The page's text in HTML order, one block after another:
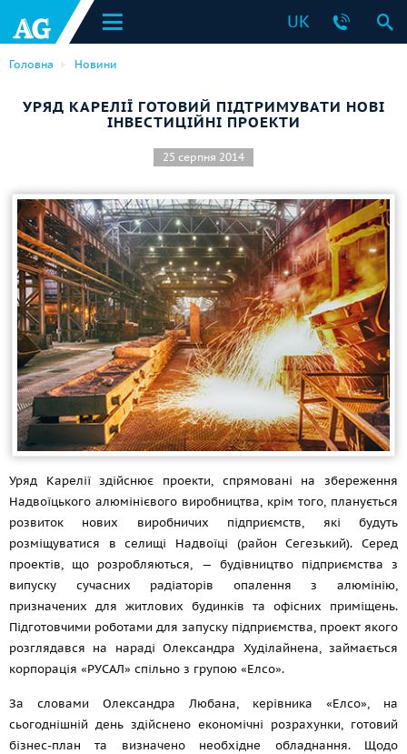
UK
Головна Новини
УРЯД КАРЕЛІЇ ГОТОВИЙ ПІДТРИМУВАТИ НОВІ
ІНВЕСТИЦІЙНІ ПРОЕКТИ
25 серпня 2014
Уряд Карелії здійснює проекти, спрямовані на збереження
Надвоїцького алюмінієвого виробництва, крім того, планується
розвиток нових виробничих підприємств, які будуть
розміщуватися в селищі Надвоїці (район Сегезький). Серед
проектів, що розробляються, — будівництво підприємства з
випуску сучасних радіаторів опалення з алюмінію,
призначених для житлових будинків та офісних приміщень.
Підготовчими роботами для запуску підприємства, проект якого
розглядався на нараді Олександра Худілайнена, займається
корпорація «РУСАЛ» спільно з групою «Елсо».
За словами Олександра Любана, керівника «Елсо», на
сьогоднішній день здійснено економічні розрахунки, готовий
бізнес-план та визначено необхідне обладнання. Щодо